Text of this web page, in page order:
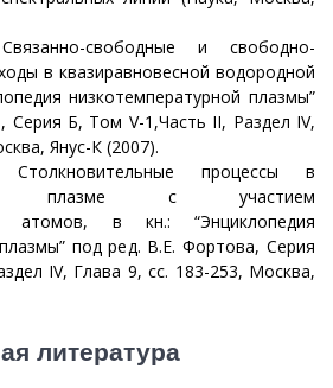
свободные и свободно-
в квазиравновесной водородной
низкотемпературной плазмы”
Серия Б, Том V-1,Часть II, Раздел IV,
Янус-К (2007).
процессы в
плазме с участием
атомов, в кн.: “Энциклопедия
под ред. В.Е. Фортова, Серия
IV, Глава 9, сс. 183-253, Mосква,
литература